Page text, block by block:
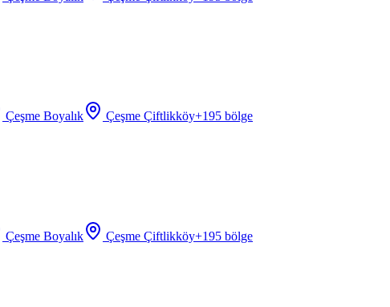
Çeşme Boyalık Çeşme Çiftlikköy+195 bölge
Çeşme Boyalık Çeşme Çiftlikköy+195 bölge